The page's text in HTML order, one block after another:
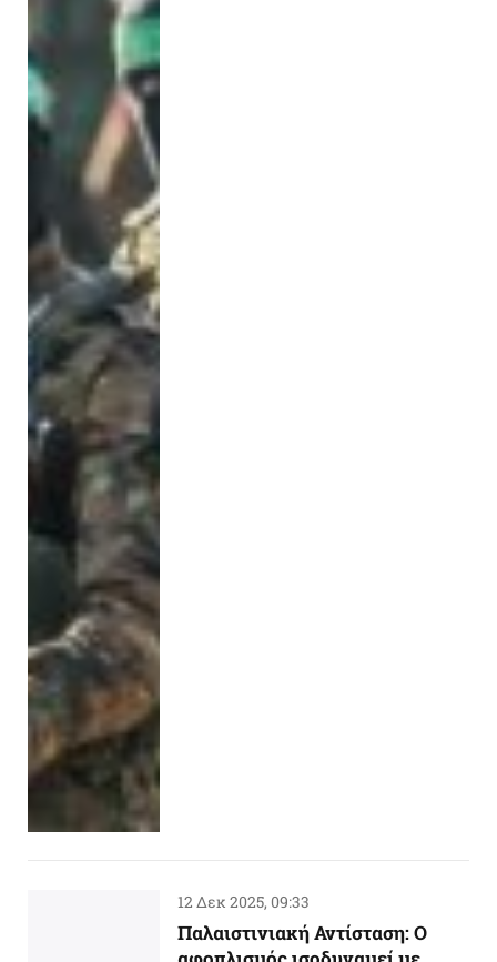
12 Δεκ 2025, 09:33
Παλαιστινιακή Αντίσταση: Ο